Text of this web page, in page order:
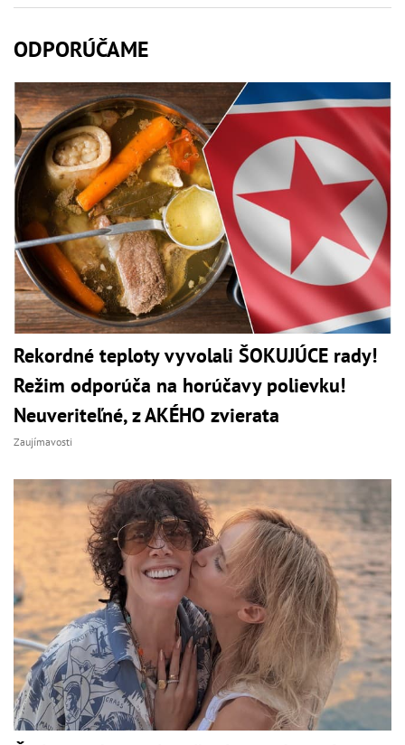
ODPORÚČAME
Rekordné teploty vyvolali ŠOKUJÚCE rady!
Režim odporúča na horúčavy polievku!
Neuveriteľné, z AKÉHO zvierata
Zaujímavosti